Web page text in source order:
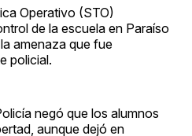
Operativo (STO)
de la escuela en Paraíso
amenaza que fue
policial.
negó que los alumnos
aunque dejó en